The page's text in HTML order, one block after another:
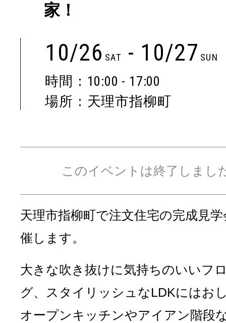
家！
10/26 SAT - 10/27 SUN
時間：10:00 - 17:00
場所：天理市指柳町
このイベントは終了しまし
天理市指柳町で注文住宅の完成見
催します。
大きな吹き抜けに気持ちのいいフ
グ、スタイリッシュなLDKにはお
オープンキッチンやアイアン階段